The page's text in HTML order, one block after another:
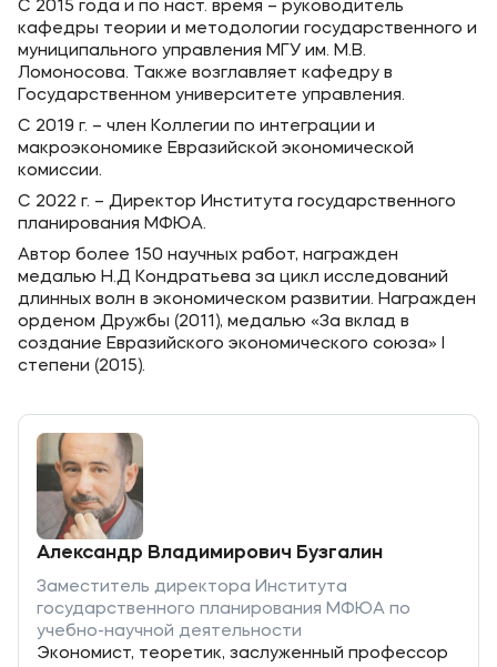
С 2015 года и по наст. время – руководитель
кафедры теории и методологии государственного и
муниципального управления МГУ им. М.В.
Ломоносова. Также возглавляет кафедру в
Государственном университете управления.
С 2019 г. – член Коллегии по интеграции и
макроэкономике Евразийской экономической
комиссии.
С 2022 г. – Директор Института государственного
планирования МФЮА.
Автор более 150 научных работ, награжден
медалью Н.Д Кондратьева за цикл исследований
длинных волн в экономическом развитии. Награжден
орденом Дружбы (2011), медалью «За вклад в
создание Евразийского экономического союза» I
степени (2015).
Александр Владимирович Бузгалин
Заместитель директора Института
государственного планирования МФЮА по
учебно-научной деятельности
Экономист, теоретик, заслуженный профессор